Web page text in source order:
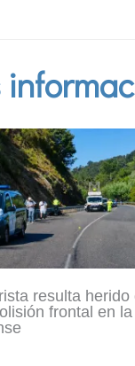
resulta herido
frontal en